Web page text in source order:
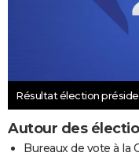
Résultat élection
Autour des
Bureaux de vote à la